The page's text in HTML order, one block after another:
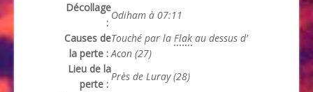
Décollage
:
Odiham à 07:11
Causes de
la perte :
Touché par la Flak au dessus d’
Acon (27)
Lieu de la
perte :
Près de Luray (28)